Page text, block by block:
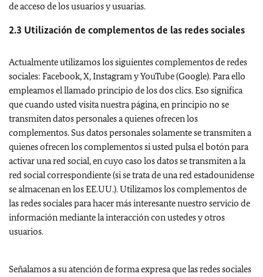
de acceso de los usuarios y usuarias.
2.3 Utilización de complementos de las redes sociales
Actualmente utilizamos los siguientes complementos de redes
sociales: Facebook, X, InstagramyYouTube (Google). Para ello
empleamos el llamado principio de los dos clics. Eso significa
que cuando usted visita nuestra página, en principio no se
transmiten datos personales a quienes ofrecen los
complementos. Sus datos personales solamente se transmiten a
quienes ofrecen los complementos si usted pulsa el botón para
activar una red social, en cuyo caso los datos se transmiten a la
red social correspondiente (si se trata de una red estadounidense
se almacenan en los EE.UU.). Utilizamos los complementos de
las redes sociales para hacer más interesante nuestro servicio de
información mediante la interacción con ustedes y otros
usuarios.
Señalamos a su atención de forma expresa que las redes sociales